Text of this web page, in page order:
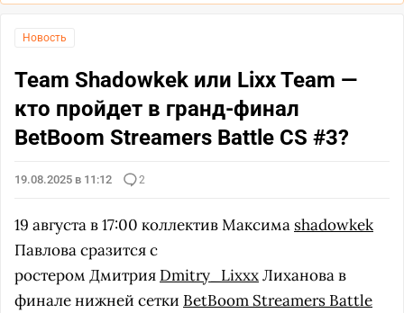
Новость
Team Shadowkek или Lixx Team —
кто пройдет в гранд-финал
BetBoom Streamers Battle CS #3?
19.08.2025 в 11:12 2
19 августа в 17:00 коллектив Максима shadowkek
Павлова сразится с
ростером Дмитрия Dmitry_LixxxЛиханова в
финале нижней сетки BetBoom Streamers Battle